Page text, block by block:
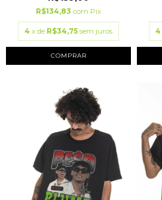
R$134,83 com Pix
4 x de R$34,75 sem juros
COMPRAR
4